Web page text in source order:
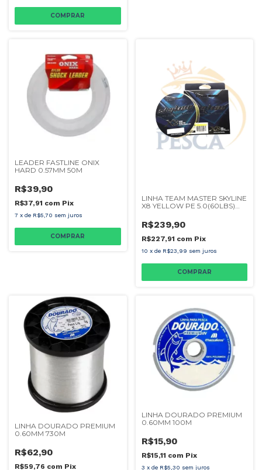
LEADER FASTLINE ONIX
HARD 0.57MM 50M
R$39,90
R$37,91 com Pix
7 x de R$5,70 sem juros
LINHA TEAM MASTER SKYLINE
X8 YELLOW PE 5.0(60LBS)
R$239,90
R$227,91 com Pix
10 x de R$23,99 sem juros
LINHA DOURADO PREMIUM
0.60MM 730M
R$62,90
R$59,76 com Pix
LINHA DOURADO PREMIUM
0.60MM 100M
R$15,90
R$15,11 com Pix
3 x de R$5,30 sem juros